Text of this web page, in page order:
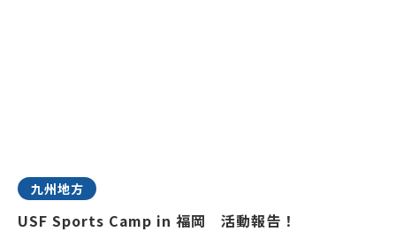
九州地方
USF Sports Camp in 福岡 活動報告！